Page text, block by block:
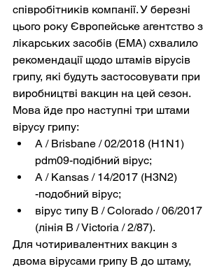
співробітників компанії. У березні
цього року Європейське агентство з
лікарських засобів (EMA) схвалило
рекомендації щодо штамів вірусів
грипу, які будуть застосовувати при
виробництві вакцин на цей сезон.
Мова йде про наступні три штами
вірусу грипу:
A / Brisbane / 02/2018 (H1N1)
pdm09-подібний вірус;
A / Kansas / 14/2017 (H3N2)
-подобний вірус;
вірус типу B / Colorado / 06/2017
(лінія B / Victoria / 2/87).
Для чотиривалентних вакцин з
двома вірусами грипу B до штаму,